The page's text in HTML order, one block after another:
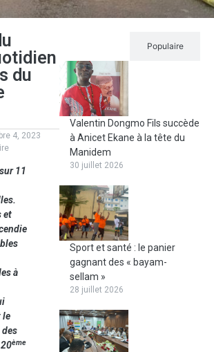
du
4, 2023
11
et
à
le
ème
Populaire
Valentin Dongmo Fils succède
à Anicet Ekane à la tête du
Manidem
30 juillet 2026
Sport et santé : le panier
gagnant des « bayam-
sellam »
28 juillet 2026